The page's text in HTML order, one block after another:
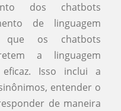
dos chatbots
de linguagem
que os chatbots
a linguagem
Isso inclui a
entender o
de maneira